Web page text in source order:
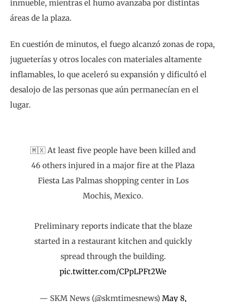
inmueble, mientras el humo avanzaba por distintas
áreas de la plaza.
En cuestión de minutos, el fuego alcanzó zonas de ropa,
jugueterías y otros locales con materiales altamente
inflamables, lo que aceleró su expansión y dificultó el
desalojo de las personas que aún permanecían en el
lugar.
🇲🇽 At least five people have been killed and
46 others injured in a major fire at the Plaza
Fiesta Las Palmas shopping center in Los
Mochis, Mexico.
Preliminary reports indicate that the blaze
started in a restaurant kitchen and quickly
spread through the building.
pic.twitter.com/CPpLPFt2We
— SKM News (@skmtimesnews) May 8,